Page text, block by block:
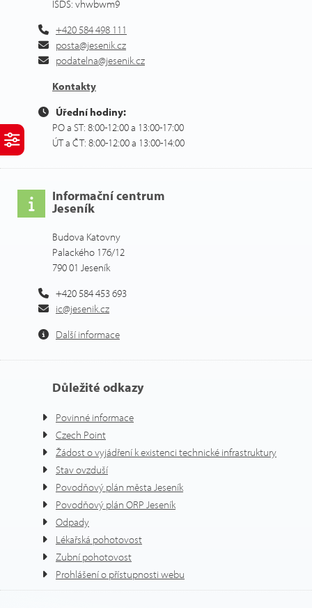
ISDS: vhwbwm9
+420 584 498 111
posta@jesenik.cz
podatelna@jesenik.cz
Kontakty
Úřední hodiny:
PO a ST: 8:00-12:00 a 13:00-17:00
ÚT a ČT: 8:00-12:00 a 13:00-14:00
Informační centrum
Jeseník
Budova Katovny
Palackého 176/12
790 01 Jeseník
+420 584 453 693
ic@jesenik.cz
Další informace
Důležité odkazy
Povinné informace
Czech Point
Žádost o vyjádření k existenci technické infrastruktury
Stav ovzduší
Povodňový plán města Jeseník
Povodňový plán ORP Jeseník
Odpady
Lékařská pohotovost
Zubní pohotovost
Prohlášení o přístupnosti webu